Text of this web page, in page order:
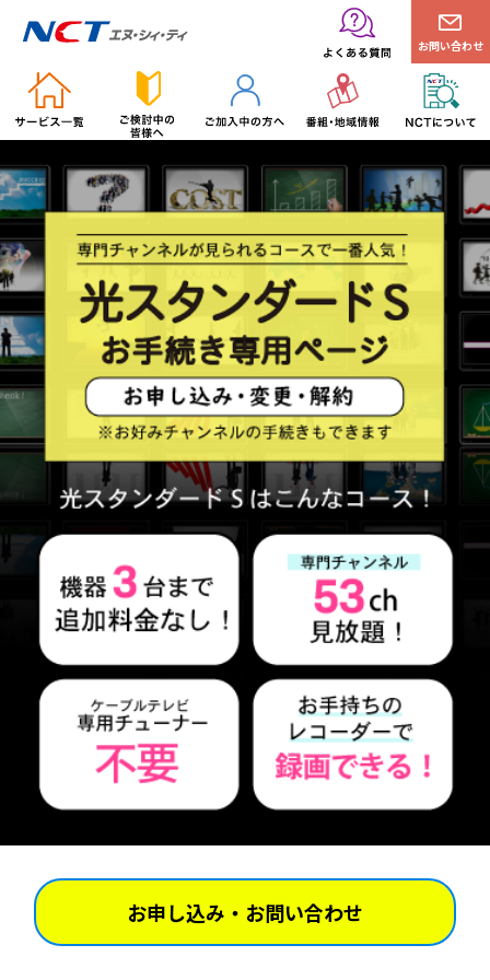
お問い合わせ
お申し込み・お問い合わせ